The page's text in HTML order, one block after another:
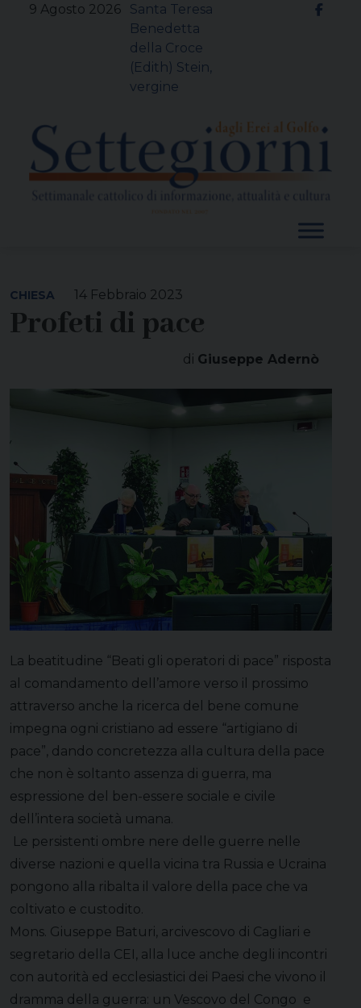
9 Agosto 2026
Santa Teresa
Benedetta
della Croce
(Edith) Stein,
vergine
14 Febbraio 2023
CHIESA
Profeti di pace
di Giuseppe Adernò
La beatitudine “Beati gli operatori di pace” risposta
al comandamento dell’amore verso il prossimo
attraverso anche la ricerca del bene comune
impegna ogni cristiano ad essere “artigiano di
pace”, dando concretezza alla cultura della pace
che non è soltanto assenza di guerra, ma
espressione del ben-essere sociale e civile
dell’intera società umana.
Le persistenti ombre nere delle guerre nelle
diverse nazioni e quella vicina tra Russia e Ucraina
pongono alla ribalta il valore della pace che va
coltivato e custodito.
Mons. Giuseppe Baturi, arcivescovo di Cagliari e
segretario della CEI, alla luce anche degli incontri
con autorità ed ecclesiastici dei Paesi che vivono il
dramma della guerra: un Vescovo del Congo e